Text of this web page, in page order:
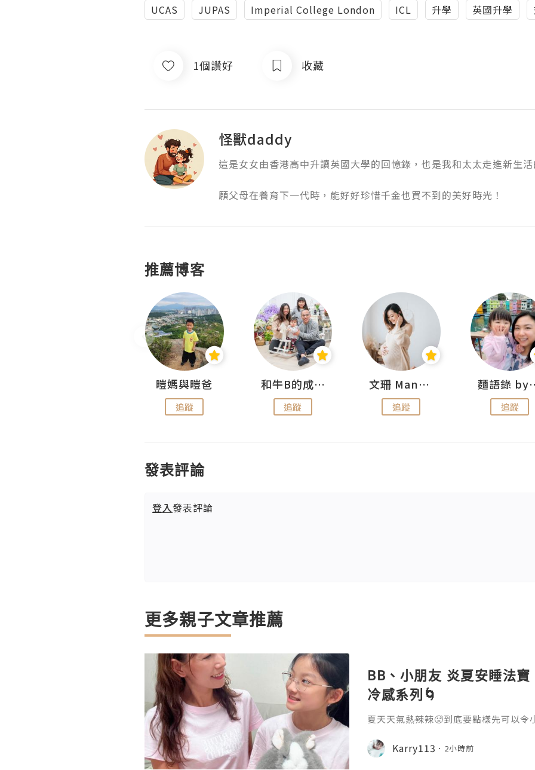
UCAS JUPAS Imperial College London ICL 升學 英國升學
1個讚好 收藏
怪獸daddy
這是女女由香港高中升讀英國大學的回憶錄，也是我和太太走進新生活
願父母在養育下一代時，能好好珍惜千金也買不到的美好時光！
推薦博客
暟媽與暟爸
追蹤
和牛B的成長日記
追蹤
文珊 ManShan
追蹤
麵語
追蹤
發表評論
登入發表評論
更多親子文章推薦
BB、小朋友 炎夏安睡法
冷感系列🌀
夏天天氣熱辣辣🥵到底要點樣先可以令
得我心💕 連小朋友嘅心都輕易被俘虜
嘅設計勁可愛妹妹一見到就愛不釋手😍
Karry113 2小時前